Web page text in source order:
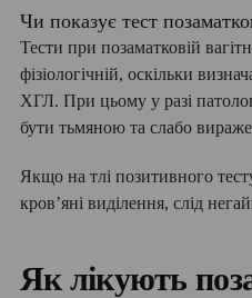
Чи показує тест
Тести при позаматковій
фізіологічній, оскільки
ХГЛ. При цьому у разі
бути тьмяною та слабо
Якщо на тлі позитивного
кров’яні виділення, слід
Як лікують